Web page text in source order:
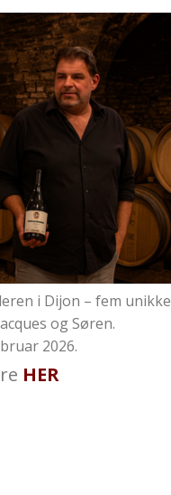
i Dijon – fem unikke
og Søren.
2026.
HER